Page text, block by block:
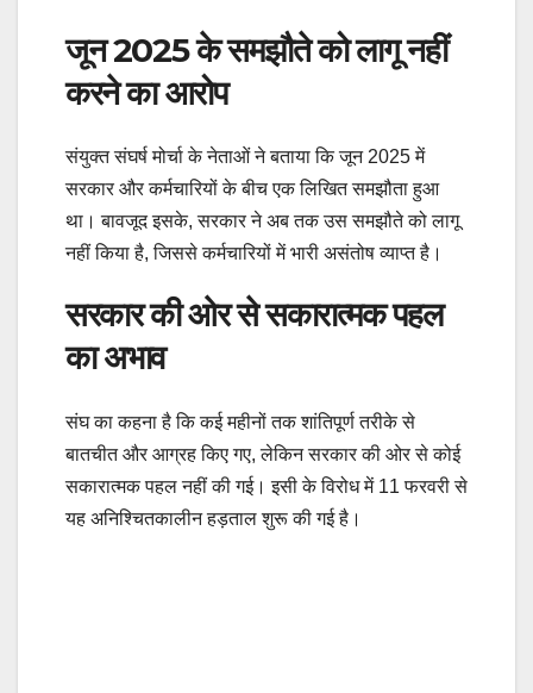
जून 2025 के समझौते को लागू नहीं
करने का आरोप
संयुक्त संघर्ष मोर्चा के नेताओं ने बताया कि जून 2025 में
सरकार और कर्मचारियों के बीच एक लिखित समझौता हुआ
था। बावजूद इसके, सरकार ने अब तक उस समझौते को लागू
नहीं किया है, जिससे कर्मचारियों में भारी असंतोष व्याप्त है।
सरकार की ओर से सकारात्मक पहल
का अभाव
संघ का कहना है कि कई महीनों तक शांतिपूर्ण तरीके से
बातचीत और आग्रह किए गए, लेकिन सरकार की ओर से कोई
सकारात्मक पहल नहीं की गई। इसी के विरोध में 11 फरवरी से
यह अनिश्चितकालीन हड़ताल शुरू की गई है।